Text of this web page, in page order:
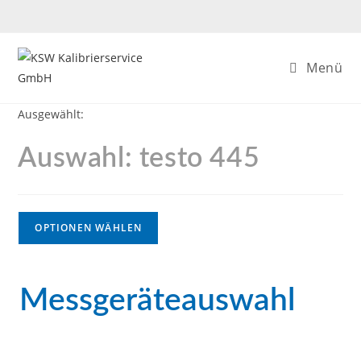
Menü
Ausgewählt:
Auswahl: testo 445
OPTIONEN WÄHLEN
Messgeräteauswahl